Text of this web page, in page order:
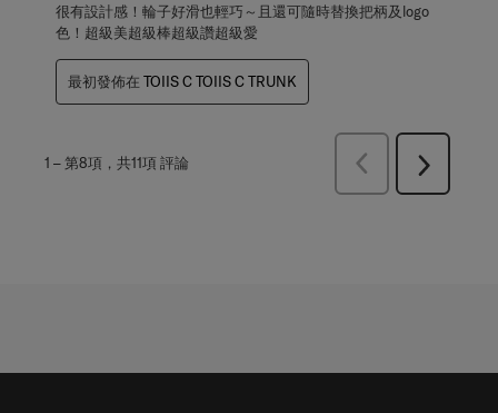
很有設計感！輪子好滑也輕巧～且還可隨時替換把柄及logo
色！超級美超級棒超級讚超級愛
最初發佈在 TOIIS C TOIIS C TRUNK
1 –第8項，共11項評論
上
下